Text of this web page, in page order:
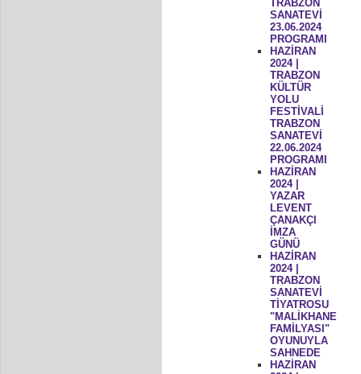
TRABZON
SANATEVİ
23.06.2024
PROGRAMI
HAZİRAN
2024 |
TRABZON
KÜLTÜR
YOLU
FESTİVALİ
TRABZON
SANATEVİ
22.06.2024
PROGRAMI
HAZİRAN
2024 |
YAZAR
LEVENT
ÇANAKÇI
İMZA
GÜNÜ
HAZİRAN
2024 |
TRABZON
SANATEVİ
TİYATROSU
"MALİKHANE
FAMİLYASI"
OYUNUYLA
SAHNEDE
HAZİRAN